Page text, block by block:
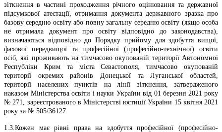
зіткнення в частині проходження річного оцінювання та державної
підсумкової атестації, отримання документа державного зразка про
базову середню освіту або повну загальну середню освіту (якщо особа
не отримала документ про освіту відповідно до законодавства),
визначаються відповідно до Порядку прийому для здобуття вищої,
фахової передвищої та професійної (професійно-технічної) освіти
осіб, які проживають на тимчасово окупованій території Автономної
Республіки Крим та міста Севастополя, тимчасово окупованій
території окремих районів Донецької та Луганської областей,
території населених пунктів на лінії зіткнення, затвердженого
наказом Міністерства освіти і науки України від 01 березня 2021 року
№ 271, зареєстрованого в Міністерстві юстиції України 15 квітня 2021
року за № 505/36127.
1.3.Кожен має рівні права на здобуття професійної (професійно-